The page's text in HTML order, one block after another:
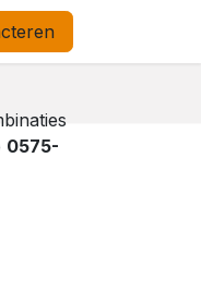
0575-